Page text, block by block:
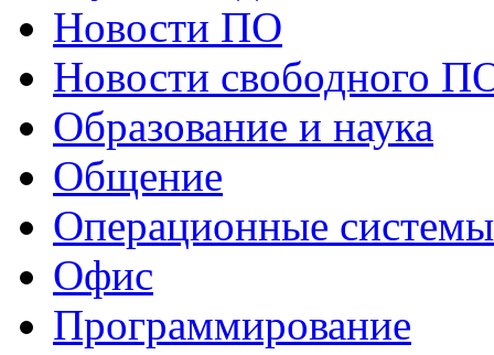
Новости ПО
Новости свободного
Образование и наука
Общение
Операционные системы
Офис
Программирование